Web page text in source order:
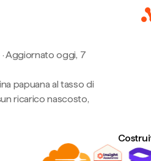
·Aggiornato oggi, 7
papuana al tasso di
ricarico nascosto,